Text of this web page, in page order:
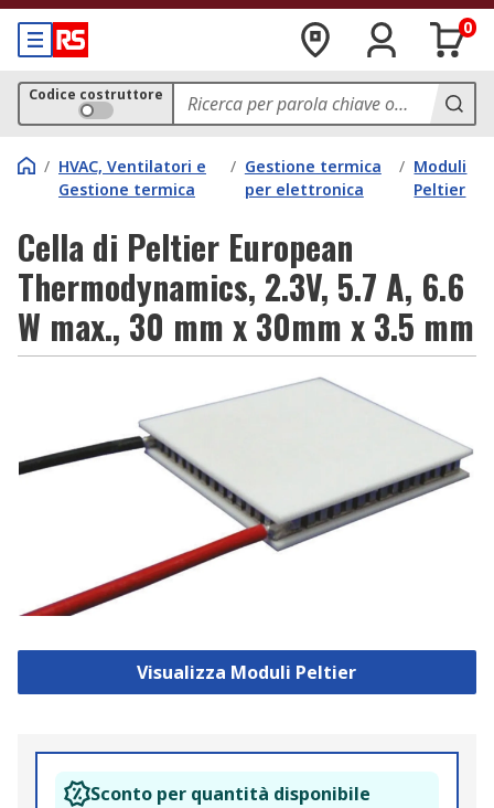
0
Codice costruttore
/ HVAC, Ventilatori e
Gestione termica
/ Gestione termica
per elettronica
/ Moduli
Peltier
Cella di Peltier European
Thermodynamics, 2.3V, 5.7 A, 6.6
W max., 30 mm x 30mm x 3.5 mm
Visualizza Moduli Peltier
Sconto per quantità disponibile